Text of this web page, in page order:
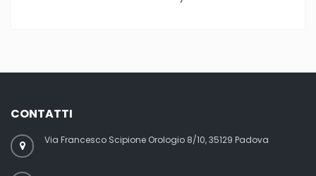
CONTATTI
Via Francesco Scipione Orologio 8/10, 35129 Padova